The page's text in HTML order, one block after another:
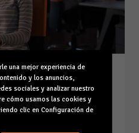
de salud
una mejor experiencia de
y los anuncios,
sociales y analizar nuestro
cómo usamos las cookies y
clic en Configuración de